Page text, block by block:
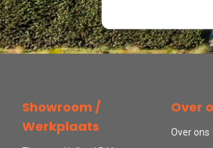
Showroom /
Werkplaats
Over
Over ons